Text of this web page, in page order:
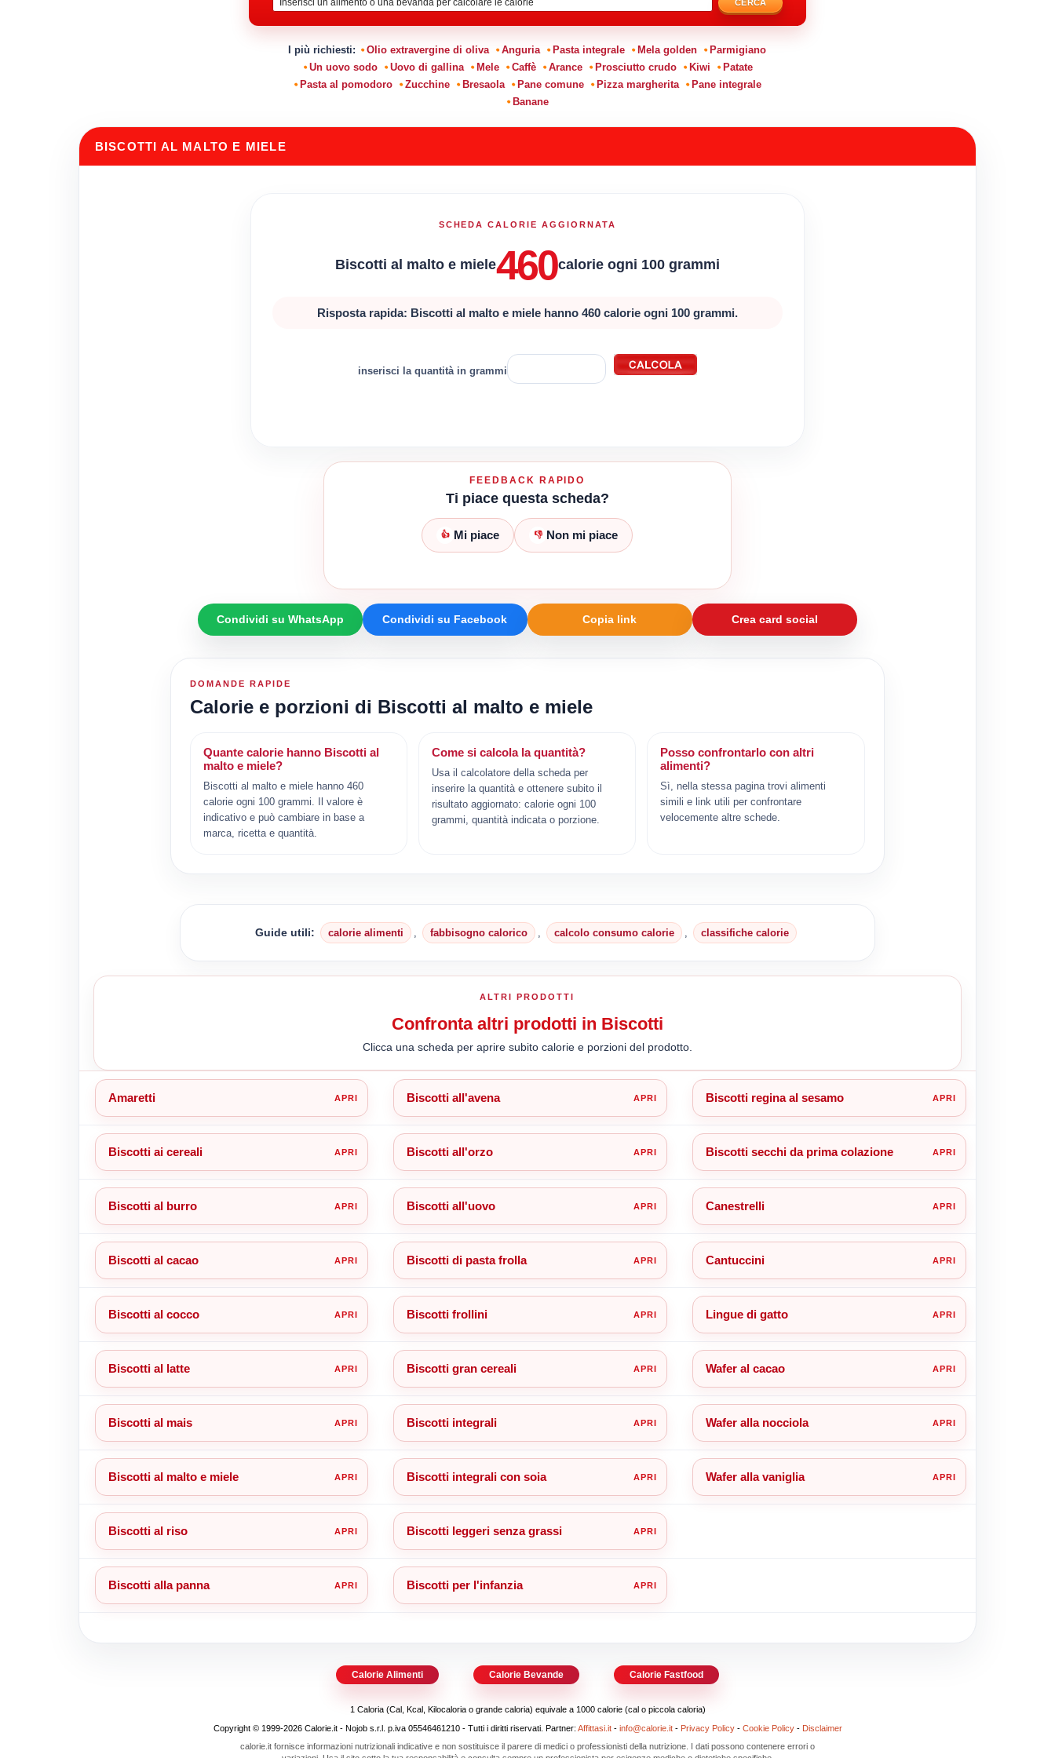
CERCA
I più richiesti: Olio extravergine di oliva Anguria Pasta integrale Mela golden
Parmigiano
Un uovo sodo
Uovo di gallina Mele Caffè Arance Prosciutto crudo Kiwi
Patate
Pasta al pomodoro
Zucchine Bresaola Pane comune Pizza margherita
Pane integrale
Banane
BISCOTTI AL MALTO E MIELE
SCHEDA CALORIE AGGIORNATA
Biscotti al malto e miele460calorie ogni 100 grammi
Risposta rapida: Biscotti al malto e miele hanno 460 calorie ogni 100 grammi.
inserisci la quantità in grammi
FEEDBACK RAPIDO
Ti piace questa scheda?
👍 Mi piace 👎 Non mi piace
Condividi su WhatsApp Condividi su Facebook Copia link Crea card social
DOMANDE RAPIDE
Calorie e porzioni di Biscotti al malto e miele
Quante calorie hanno Biscotti al
malto e miele?
Biscotti al malto e miele hanno 460
calorie ogni 100 grammi. Il valore è
indicativo e può cambiare in base a
marca, ricetta e quantità.
Come si calcola la quantità?
Usa il calcolatore della scheda per
inserire la quantità e ottenere subito il
risultato aggiornato: calorie ogni 100
grammi, quantità indicata o porzione.
Posso confrontarlo con altri
alimenti?
Sì, nella stessa pagina trovi alimenti
simili e link utili per confrontare
velocemente altre schede.
Guide utili: calorie alimenti fabbisogno calorico calcolo consumo calorie classifiche calorie
ALTRI PRODOTTI
Confronta altri prodotti in Biscotti
Clicca una scheda per aprire subito calorie e porzioni del prodotto.
Amaretti Biscotti all'avena Biscotti regina al sesamo
Biscotti ai cereali Biscotti all'orzo Biscotti secchi da prima colazione
Biscotti al burro Biscotti all'uovo Canestrelli
Biscotti al cacao Biscotti di pasta frolla Cantuccini
Biscotti al cocco Biscotti frollini Lingue di gatto
Biscotti al latte Biscotti gran cereali Wafer al cacao
Biscotti al mais Biscotti integrali Wafer alla nocciola
Biscotti al malto e miele Biscotti integrali con soia Wafer alla vaniglia
Biscotti al riso Biscotti leggeri senza grassi
Biscotti alla panna Biscotti per l'infanzia
Calorie Alimenti Calorie Bevande Calorie Fastfood
1 Caloria (Cal, Kcal, Kilocaloria o grande caloria) equivale a 1000 calorie (cal o piccola caloria)
Copyright © 1999-2026 Calorie.it - Nojob s.r.l. p.iva 05546461210 - Tutti i diritti riservati. Partner: Affittasi.it- info@calorie.it- Privacy Policy- Cookie Policy- Disclaimer
calorie.it fornisce informazioni nutrizionali indicative e non sostituisce il parere di medici o professionisti della nutrizione. I dati possono contenere errori o